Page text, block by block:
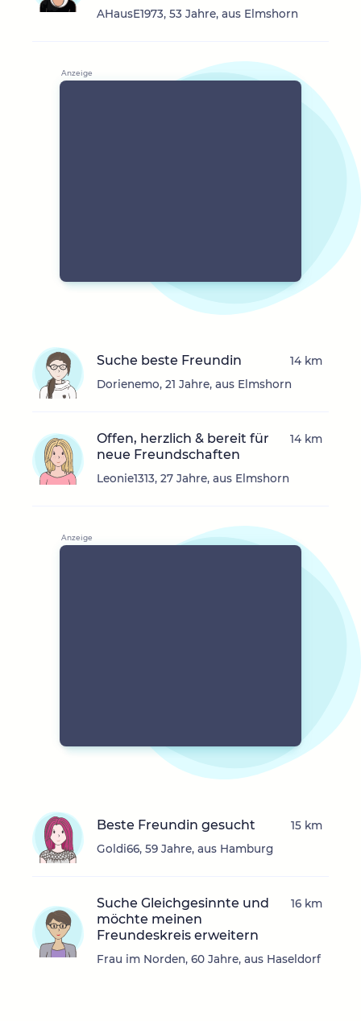
AHausE1973, 53 Jahre, aus Elmshorn
Suche beste Freundin
Dorienemo, 21 Jahre, aus Elmshorn
14 km
Offen, herzlich & bereit für
neue Freundschaften
Leonie1313, 27 Jahre, aus Elmshorn
14 km
Beste Freundin gesucht
Goldi66, 59 Jahre, aus Hamburg
15 km
Suche Gleichgesinnte und
möchte meinen
Freundeskreis erweitern
Frau im Norden, 60 Jahre, aus Haseldorf
16 km